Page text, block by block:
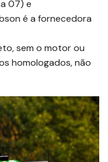
07) e
é a fornecedora
sem o motor ou
homologados, não